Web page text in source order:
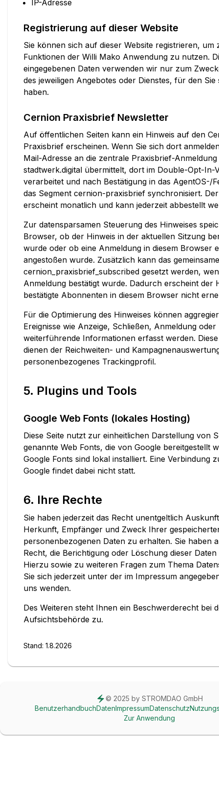
IP-Adresse
Registrierung auf dieser Website
Sie können sich auf dieser Website registrieren, um
Funktionen der Willi Mako Anwendung zu nutzen.
eingegebenen Daten verwenden wir nur zum
des jeweiligen Angebotes oder Dienstes, für den
haben.
Cernion Praxisbrief Newsletter
Auf öffentlichen Seiten kann ein Hinweis auf den
Praxisbrief erscheinen. Wenn Sie sich dort
Mail-Adresse an die zentrale Praxisbrief-
stadtwerk.digital übermittelt, dort im Double-Opt-In-
verarbeitet und nach Bestätigung in das AgentOS-/
das Segment cernion-praxisbrief synchronisiert.
erscheint monatlich und kann jederzeit abbestellt
Zur datensparsamen Steuerung des Hinweises
Browser, ob der Hinweis in der aktuellen Sitzung
wurde oder ob eine Anmeldung in diesem Browser
angestoßen wurde. Zusätzlich kann das
cernion_praxisbrief_subscribed gesetzt werden,
Anmeldung bestätigt wurde. Dadurch erscheint der
bestätigte Abonnenten in diesem Browser nicht
Für die Optimierung des Hinweises können
Ereignisse wie Anzeige, Schließen, Anmeldung
weiterführende Informationen erfasst werden. Diese
dienen der Reichweiten- und
personenbezogenes Trackingprofil.
5. Plugins und Tools
Google Web Fonts (lokales Hosting)
Diese Seite nutzt zur einheitlichen Darstellung von
genannte Web Fonts, die von Google bereitgestellt
Google Fonts sind lokal installiert. Eine Verbindung
Google findet dabei nicht statt.
6. Ihre Rechte
Sie haben jederzeit das Recht unentgeltlich
Herkunft, Empfänger und Zweck Ihrer
personenbezogenen Daten zu erhalten. Sie haben
Recht, die Berichtigung oder Löschung dieser
Hierzu sowie zu weiteren Fragen zum Thema
Sie sich jederzeit unter der im Impressum
uns wenden.
Des Weiteren steht Ihnen ein Beschwerderecht bei
Aufsichtsbehörde zu.
Stand: 1.8.2026
© 2025 by STROMDAO GmbH
BenutzerhandbuchDatenImpressumDatenschutz
Zur Anwendung